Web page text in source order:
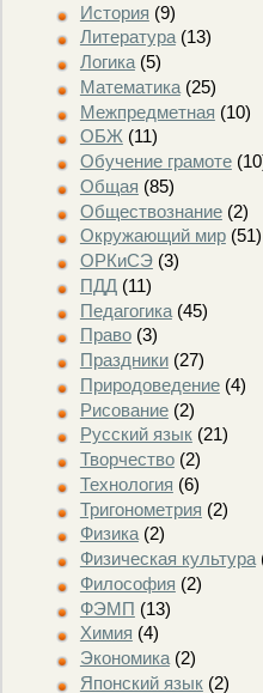
История (9)
Литература(13)
Логика(5)
Математика(25)
Межпредметная (10)
ОБЖ (11)
Обучение грамоте
Общая (85)
Обществознание(2)
Окружающий мир(51)
ОРКиСЭ(3)
ПДД (11)
Педагогика(45)
Право(3)
Праздники(27)
Природоведение(4)
Рисование(2)
Русский язык(21)
Творчество(2)
Технология (6)
Тригонометрия (2)
Физика(2)
Физическая культура
Философия (2)
ФЭМП (13)
Химия (4)
Экономика(2)
Японский язык(2)